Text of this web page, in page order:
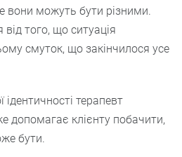
вони можуть бути різними.
того, що ситуація
смуток, що закінчилося усе
ідентичності терапевт
допомагає клієнту побачити,
бути.